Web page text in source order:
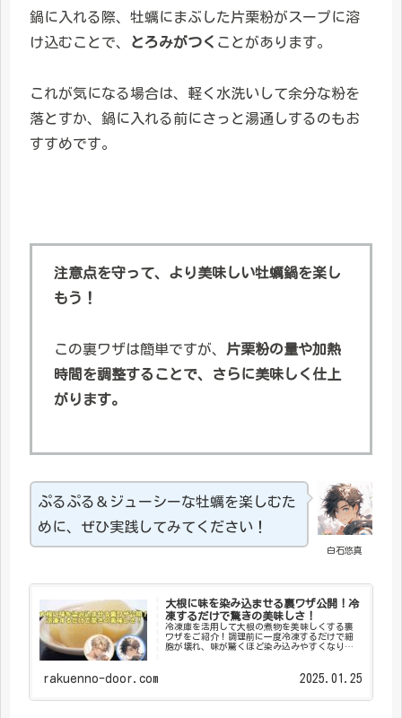
鍋に入れる際、牡蠣にまぶした片栗粉がスープに溶
け込むことで、
とろみがつく ことがあります。
これが気になる場合は、軽く水洗いして余分な粉を
落とすか、鍋に入れる前にさっと湯通しするのもお
すすめです。
注意点を守って、より美味しい牡蠣鍋を楽し
もう！
この裏ワザは簡単ですが、 片栗粉の量や加熱
時間を調整することで、さらに美味しく仕上
がります。
白石悠真
ぷるぷる＆ジューシーな牡蠣を楽しむた
めに、ぜひ実践してみてください！
大根に味を染み込ませる裏ワザ公開！冷
凍するだけで驚きの美味しさ！
冷凍庫を活用して大根の煮物を美味しくする裏
ワザをご紹介！調理前に一度冷凍するだけで細
胞が壊れ、味が驚くほど染み込みやすくなりま
他の野菜にも応用可能なこの方法、適した野菜
や注意点も詳しく解説。冷凍効果で1ランク上の
rakuenno-door.com 2025.01.25